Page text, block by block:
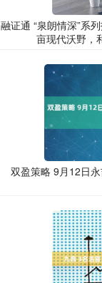
融证通 “泉朗情深”系
亩现代沃野，
双盈策略 9月12日